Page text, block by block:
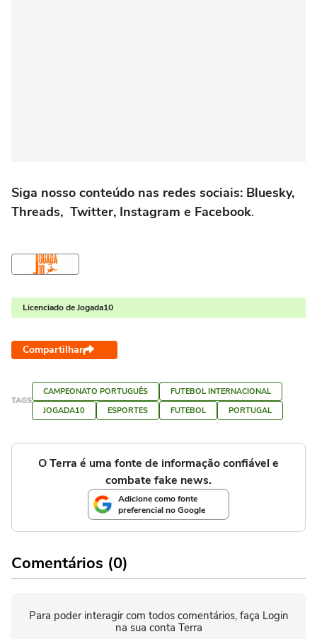
Siga nosso conteúdo nas redes sociais: Bluesky,
Threads, Twitter, Instagram e Facebook.
Licenciado de Jogada10
Compartilhar
TAGS
CAMPEONATO PORTUGUÊS
FUTEBOL INTERNACIONAL
JOGADA10
ESPORTES FUTEBOL PORTUGAL
O Terra é uma fonte de informação confiável e
combate fake news.
Adicione como fonte
preferencial no Google
Comentários (0)
Para poder interagir com todos comentários, faça Login
na sua conta Terra